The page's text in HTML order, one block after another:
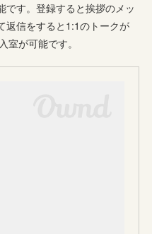
です。登録すると挨拶のメッ
返信をすると1:1のトークが
室が可能です。